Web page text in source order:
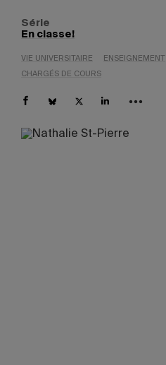
Série
En classe!
VIE UNIVERSITAIRE ENSEIGNEMENT
CHARGÉS DE COURS